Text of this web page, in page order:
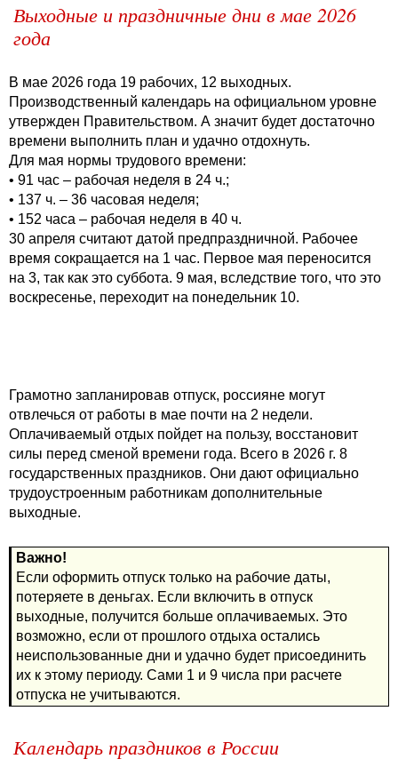
Выходные и праздничные дни в мае 2026
года
В мае 2026 года 19 рабочих, 12 выходных.
Производственный календарь на официальном уровне
утвержден Правительством. А значит будет достаточно
времени выполнить план и удачно отдохнуть.
Для мая нормы трудового времени:
• 91 час – рабочая неделя в 24 ч.;
• 137 ч. – 36 часовая неделя;
• 152 часа – рабочая неделя в 40 ч.
30 апреля считают датой предпраздничной. Рабочее
время сокращается на 1 час. Первое мая переносится
на 3, так как это суббота. 9 мая, вследствие того, что это
воскресенье, переходит на понедельник 10.
Грамотно запланировав отпуск, россияне могут
отвлечься от работы в мае почти на 2 недели.
Оплачиваемый отдых пойдет на пользу, восстановит
силы перед сменой времени года. Всего в 2026 г. 8
государственных праздников. Они дают официально
трудоустроенным работникам дополнительные
выходные.
Важно!
Если оформить отпуск только на рабочие даты,
потеряете в деньгах. Если включить в отпуск
выходные, получится больше оплачиваемых. Это
возможно, если от прошлого отдыха остались
неиспользованные дни и удачно будет присоединить
их к этому периоду. Сами 1 и 9 числа при расчете
отпуска не учитываются.
Календарь праздников в России